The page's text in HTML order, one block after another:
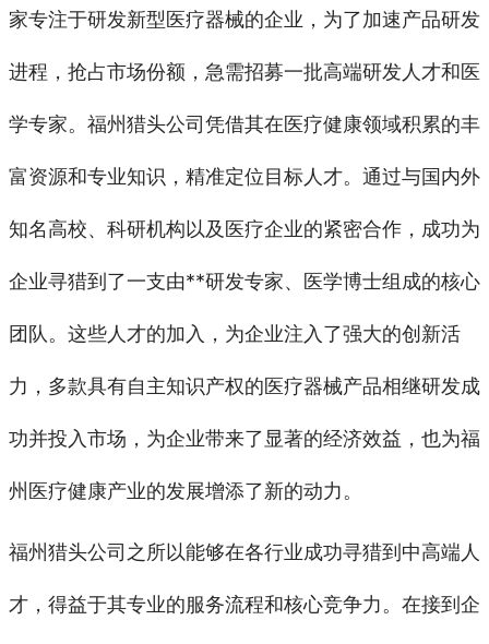
家专注于研发新型医疗器械的企业，为了加速产品研发
进程，抢占市场份额，急需招募一批高端研发人才和医
学专家。福州猎头公司凭借其在医疗健康领域积累的丰
富资源和专业知识，精准定位目标人才。通过与国内外
知名高校、科研机构以及医疗企业的紧密合作，成功为
企业寻猎到了一支由**研发专家、医学博士组成的核心
团队。这些人才的加入，为企业注入了强大的创新活
力，多款具有自主知识产权的医疗器械产品相继研发成
功并投入市场，为企业带来了显著的经济效益，也为福
州医疗健康产业的发展增添了新的动力。
福州猎头公司之所以能够在各行业成功寻猎到中高端人
才，得益于其专业的服务流程和核心竞争力。在接到企